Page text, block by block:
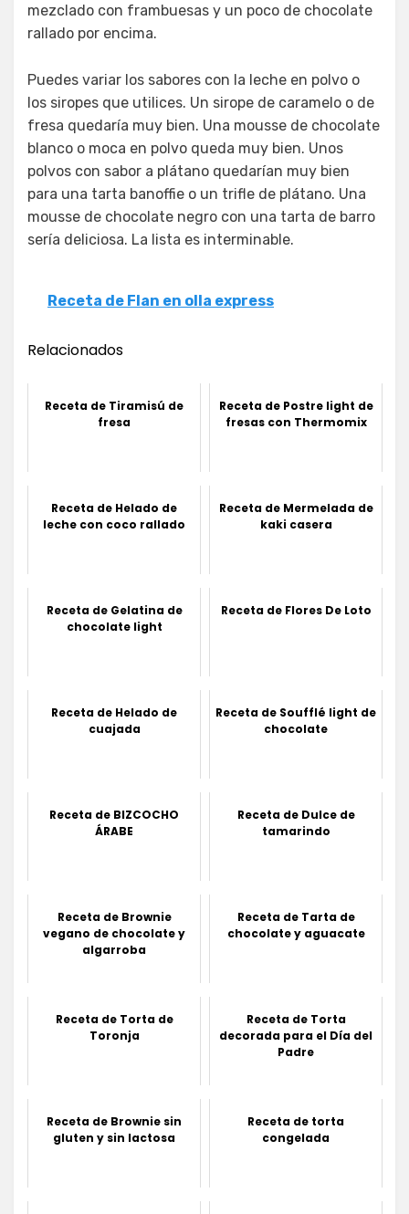
mezclado con frambuesas y un poco de chocolate
rallado por encima.
Puedes variar los sabores con la leche en polvo o
los siropes que utilices. Un sirope de caramelo o de
fresa quedaría muy bien. Una mousse de chocolate
blanco o moca en polvo queda muy bien. Unos
polvos con sabor a plátano quedarían muy bien
para una tarta banoffie o un trifle de plátano. Una
mousse de chocolate negro con una tarta de barro
sería deliciosa. La lista es interminable.
Receta de Flan en olla express
Relacionados
Receta de Tiramisú de
fresa
Receta de Postre light de
fresas con Thermomix
Receta de Helado de
leche con coco rallado
Receta de Mermelada de
kaki casera
Receta de Gelatina de
chocolate light
Receta de Flores De Loto
Receta de Helado de
cuajada
Receta de Soufflé light de
chocolate
Receta de BIZCOCHO
ÁRABE
Receta de Dulce de
tamarindo
Receta de Brownie
vegano de chocolate y
algarroba
Receta de Tarta de
chocolate y aguacate
Receta de Torta de
Toronja
Receta de Torta
decorada para el Día del
Padre
Receta de Brownie sin
gluten y sin lactosa
Receta de torta
congelada